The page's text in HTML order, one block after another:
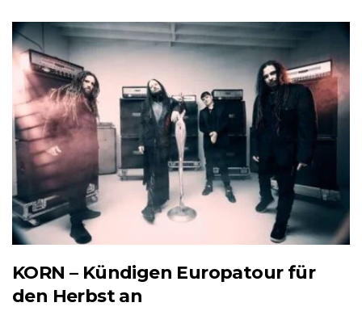
KORN – Kündigen Europatour für
den Herbst an